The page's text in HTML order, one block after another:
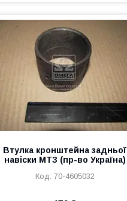
Втулка кронштейна задньої
навіски МТЗ (пр-во Україна)
70-4605032